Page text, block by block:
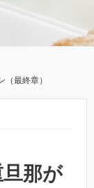
最終章）
那が